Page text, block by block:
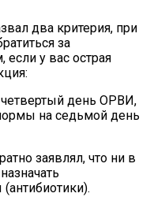
Чаще Всего
два критерия, при
за
если у вас острая
четвертый день ОРВИ,
на седьмой день
заявлял, что ни в